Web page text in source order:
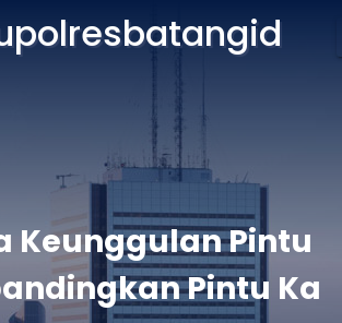
Keunggulan Pintu
Pintu Ka